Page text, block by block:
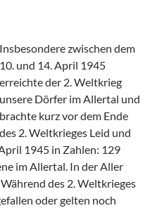
Insbesondere zwischen dem
10. und 14. April 1945
erreichte der 2. Weltkrieg
unsere Dörfer im Allertal und
brachte kurz vor dem Ende
des 2. Weltkrieges Leid und
1945 in Zahlen: 129
im Allertal. In der Aller
des 2. Weltkrieges
oder gelten noch